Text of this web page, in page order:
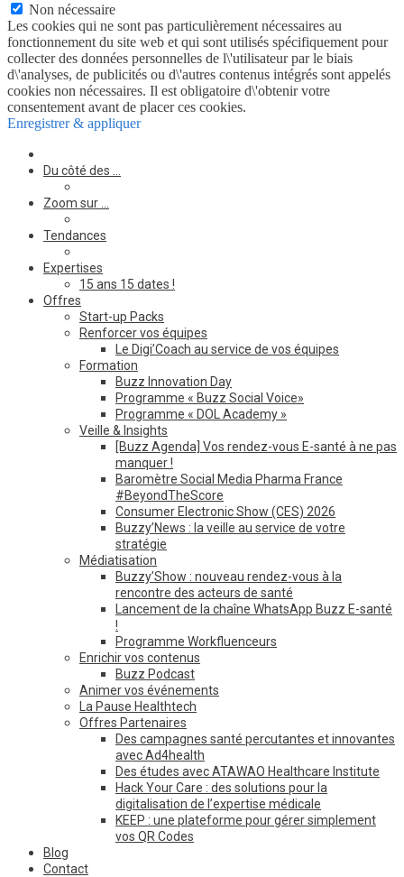
Non nécessaire
Les cookies qui ne sont pas particulièrement nécessaires au
fonctionnement du site web et qui sont utilisés spécifiquement pour
collecter des données personnelles de l\'utilisateur par le biais
d\'analyses, de publicités ou d\'autres contenus intégrés sont appelés
cookies non nécessaires. Il est obligatoire d\'obtenir votre
consentement avant de placer ces cookies.
Enregistrer & appliquer
Du côté des …
Zoom sur …
Tendances
Expertises
15 ans 15 dates !
Offres
Start-up Packs
Renforcer vos équipes
Le Digi’Coach au service de vos équipes
Formation
Buzz Innovation Day
Programme « Buzz Social Voice»
Programme « DOL Academy »
Veille & Insights
[Buzz Agenda] Vos rendez-vous E-santé à ne pas
manquer !
Baromètre Social Media Pharma France
#BeyondTheScore
Consumer Electronic Show (CES) 2026
Buzzy’News : la veille au service de votre
stratégie
Médiatisation
Buzzy’Show : nouveau rendez-vous à la
rencontre des acteurs de santé
Lancement de la chaîne WhatsApp Buzz E-santé
!
Programme Workfluenceurs
Enrichir vos contenus
Buzz Podcast
Animer vos événements
La Pause Healthtech
Offres Partenaires
Des campagnes santé percutantes et innovantes
avec Ad4health
Des études avec ATAWAO Healthcare Institute
Hack Your Care : des solutions pour la
digitalisation de l’expertise médicale
KEEP : une plateforme pour gérer simplement
vos QR Codes
Blog
Contact